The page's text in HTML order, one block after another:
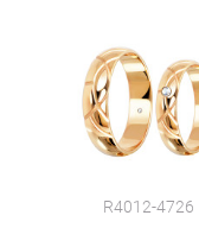
R4012-4726